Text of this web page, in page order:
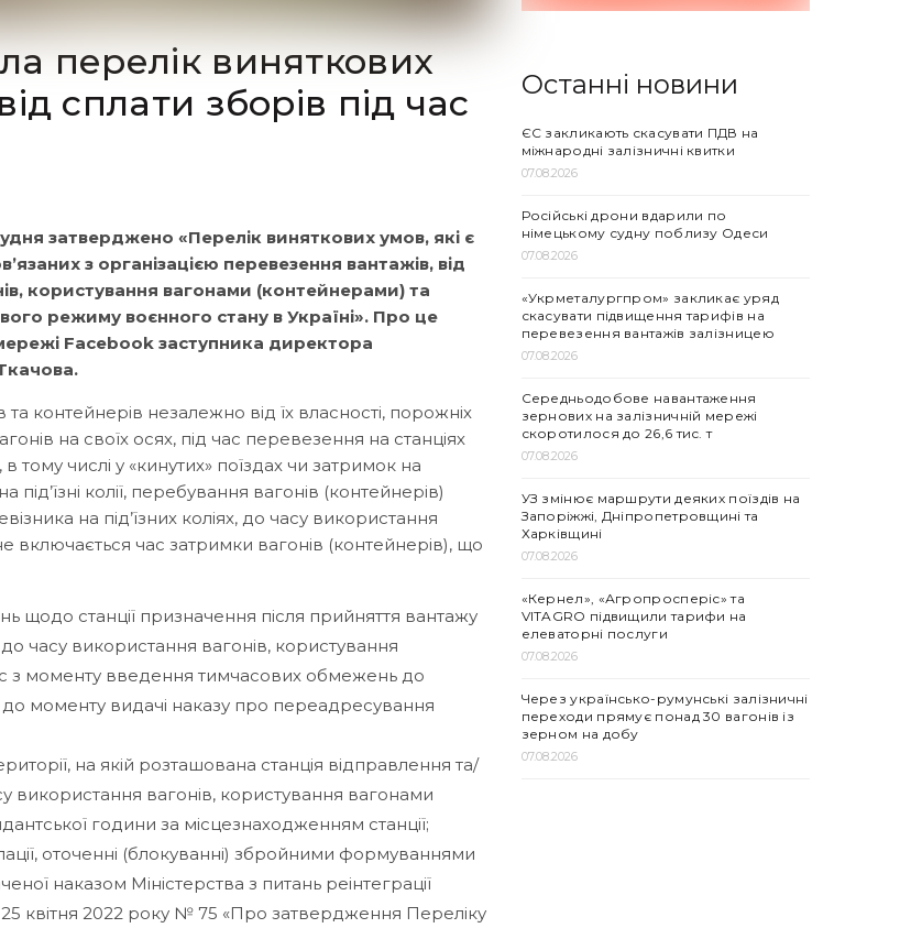
перелік виняткових
сплати зборів під час
затверджено «Перелік виняткових умов, які є
з організацією перевезення вантажів, від
користування вагонами (контейнерами) та
режиму воєнного стану в Україні». Про це
Facebook заступника директора
контейнерів незалежно від їх власності, порожніх
на своїх осях, під час перевезення на станціях
тому числі у «кинутих» поїздах чи затримок на
під’їзні колії, перебування вагонів (контейнерів)
на під’їзних коліях, до часу використання
включається час затримки вагонів (контейнерів), що
станції призначення після прийняття вантажу
часу використання вагонів, користування
з моменту введення тимчасових обмежень до
моменту видачі наказу про переадресування
на якій розташована станція відправлення та/
використання вагонів, користування вагонами
години за місцезнаходженням станції;
оточенні (блокуванні) збройними формуваннями
наказом Міністерства з питань реінтеграції
квітня 2022 року № 75 «Про затвердження Переліку
Останні новини
ЄС закликають скасувати ПДВ на
міжнародні залізничні квитки
07.08.2026
Російські дрони вдарили по
німецькому судну поблизу Одеси
07.08.2026
«Укрметалургпром» закликає уряд
скасувати підвищення тарифів на
перевезення вантажів залізницею
07.08.2026
Середньодобове навантаження
зернових на залізничній мережі
скоротилося до 26,6 тис. т
07.08.2026
УЗ змінює маршрути деяких поїздів на
Запоріжжі, Дніпропетровщині та
Харківщині
07.08.2026
«Кернел», «Агропросперіс» та
VITAGRO підвищили тарифи на
елеваторні послуги
07.08.2026
Через українсько-румунські залізничні
переходи прямує понад 30 вагонів із
зерном на добу
07.08.2026